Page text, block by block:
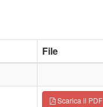
File
Scarica il PDF